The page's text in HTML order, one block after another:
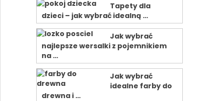
Tapety dla
dzieci – jak wybrać idealną …
Jak wybrać
najlepsze wersalki z pojemnikiem
na …
Jak wybrać
idealne farby do
drewna i …